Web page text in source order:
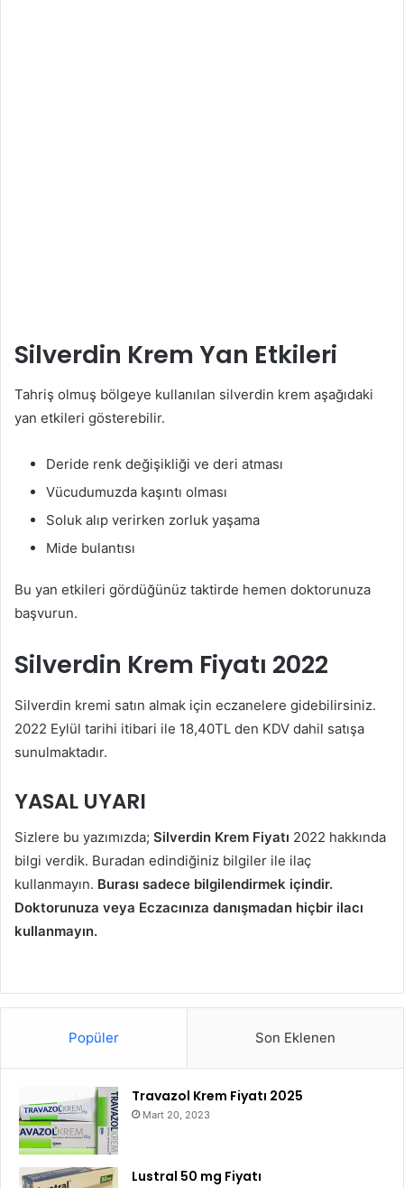
Silverdin Krem Yan Etkileri
Tahriş olmuş bölgeye kullanılan silverdin krem aşağıdaki
yan etkileri gösterebilir.
Deride renk değişikliği ve deri atması
Vücudumuzda kaşıntı olması
Soluk alıp verirken zorluk yaşama
Mide bulantısı
Bu yan etkileri gördüğünüz taktirde hemen doktorunuza
başvurun.
Silverdin Krem Fiyatı 2022
Silverdin kremi satın almak için eczanelere gidebilirsiniz.
2022 Eylül tarihi itibari ile 18,40TL den KDV dahil satışa
sunulmaktadır.
YASAL UYARI
Sizlere bu yazımızda; Silverdin Krem Fiyatı 2022 hakkında
bilgi verdik. Buradan edindiğiniz bilgiler ile ilaç
kullanmayın. Burası sadece bilgilendirmek içindir.
Doktorunuza veya Eczacınıza danışmadan hiçbir ilacı
kullanmayın.
Popüler Son Eklenen
Travazol Krem Fiyatı 2025
Mart 20, 2023
Lustral 50 mg Fiyatı